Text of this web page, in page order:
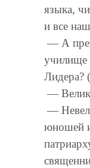
языка,
и все
— А
училище
—
—
юношей